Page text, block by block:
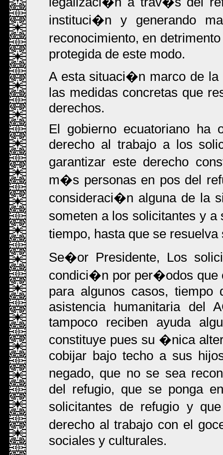
instituci�n y generando
reconocimiento, en
protegida de este modo.
A esta situaci�n marco de
las medidas concretas que
derechos.
El gobierno ecuatoriano ha
derecho al trabajo a los
garantizar este derecho
m�s personas en pos del
consideraci�n alguna de la
someten a los solicitantes y
tiempo, hasta que se
Se�or Presidente, Los
condici�n por per�odos que
para algunos casos, tiempo
asistencia humanitaria del
tampoco reciben ayuda
constituye pues su �nica
cobijar bajo techo a sus
negado, que no se sea
del refugio, que se ponga
solicitantes de refugio y
derecho al trabajo con el
sociales y culturales.